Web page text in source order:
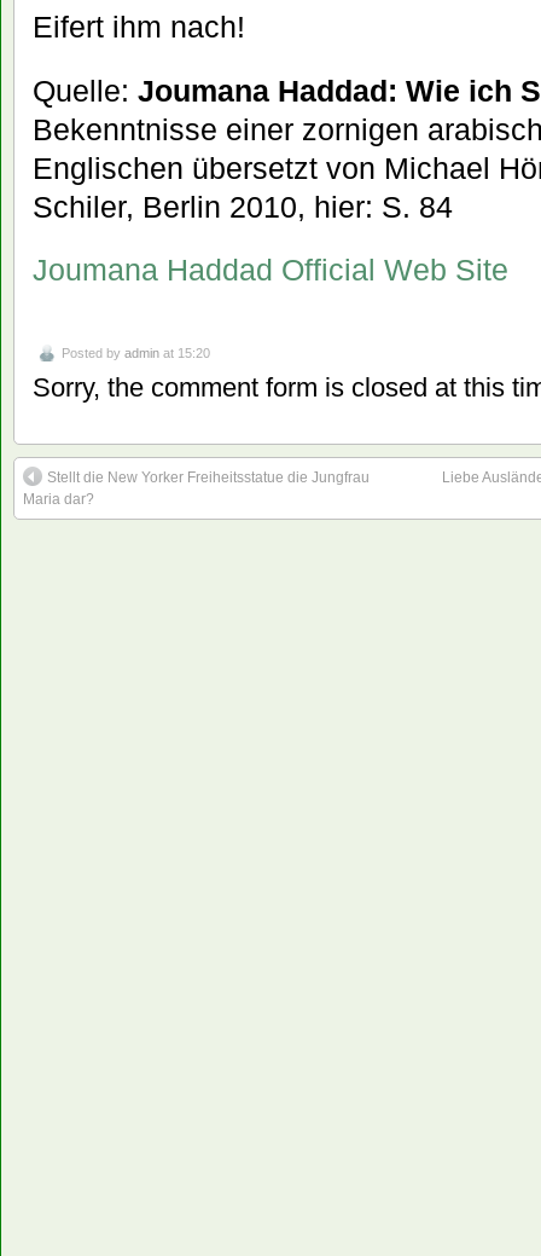
Eifert ihm nach!
Quelle: Joumana Haddad: Wie ich
Bekenntnisse einer zornigen
Englischen übersetzt von Michael
Schiler, Berlin 2010, hier: S. 84
Joumana Haddad Official Web Site
Posted by admin at 15:20
Sorry, the comment form is closed at this
Stellt die New Yorker Freiheitsstatue die Jungfrau
Maria dar?
Liebe